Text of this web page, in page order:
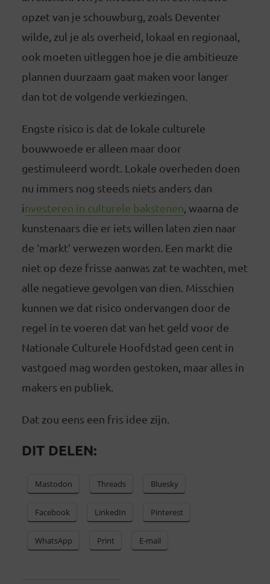
opzet van je schouwburg, zoals Deventer
wilde, zul je als overheid, lokaal en regionaal,
ook moeten uitleggen hoe je die ambitieuze
plannen duurzaam gaat maken voor langer
dan tot de volgende verkiezingen.
Engste risico is dat de lokale culturele
bouwwoede er alleen maar door
gestimuleerd wordt. Lokale overheden doen
nu immers nog steeds niets anders dan
investeren in culturele bakstenen , waarna de
kunstenaars die er iets willen laten zien naar
de ‘markt’ verwezen worden. Een markt die
niet op deze frisse aanwas zat te wachten, met
alle negatieve gevolgen van dien. Misschien
kunnen we dat risico ondervangen door de
regel in te voeren dat van het geld voor de
Nationale Culturele Hoofdstad geen cent in
vastgoed mag worden gestoken, maar alles in
makers en publiek.
Dat zou eens een fris idee zijn.
DIT DELEN:
Mastodon Threads Bluesky
Facebook LinkedIn Pinterest
WhatsApp Print E-mail